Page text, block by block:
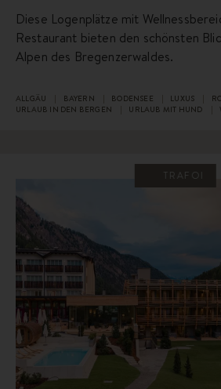
Diese Logenplätze mit
Restaurant bieten den schönsten
Alpen des Bregenzerwaldes.
ALLGÄU BAYERN BODENSEE LUXUS
URLAUB IN DEN BERGEN
URLAUB MIT HUND
TRAFOI